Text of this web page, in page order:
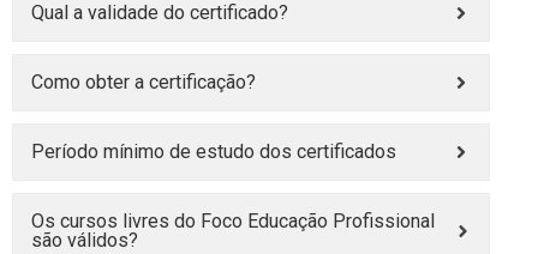
Qual a validade do certificado?
Como obter a certificação?
Período mínimo de estudo dos certificados
Os cursos livres do Foco Educação Profissional
são válidos?